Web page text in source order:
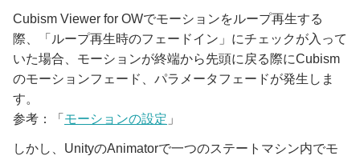
Cubism Viewer for OWでモーションをループ再生する
際、「ループ再生時のフェードイン」にチェックが入って
いた場合、モーションが終端から先頭に戻る際にCubism
のモーションフェード、パラメータフェードが発生しま
す。
参考：「 モーションの設定 」
しかし、UnityのAnimatorで一つのステートマシン内でモ